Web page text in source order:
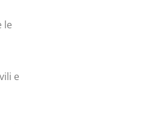
le
e